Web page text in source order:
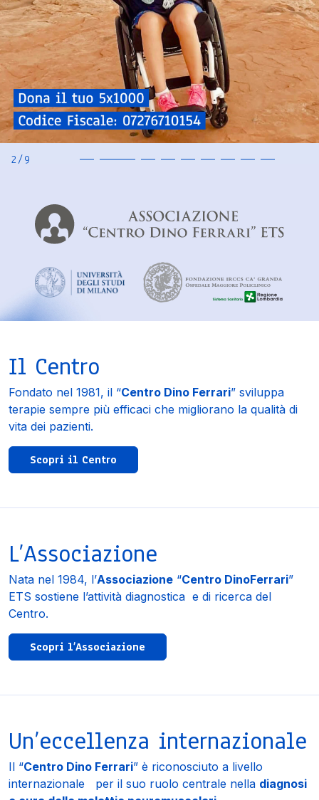
2/9
Il Centro
Fondato nel 1981, il “Centro Dino Ferrari” sviluppa
terapie sempre più efficaci che migliorano la qualità di
vita dei pazienti.
Scopri il Centro
L’Associazione
Nata nel 1984, l’Associazione “Centro DinoFerrari”
ETS sostiene l’attività diagnostica e di ricerca del
Centro.
Scopri l’Associazione
Un’eccellenza internazionale
Il “Centro Dino Ferrari” è riconosciuto a livello
internazionale per il suo ruolo centrale nella diagnosi